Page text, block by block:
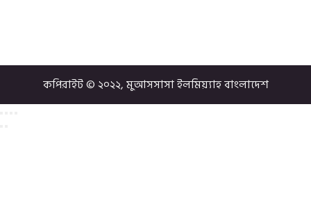
কপিরাইট © ২০২২, মুআসসাসা ইলমিয়্যাহ বাংলাদেশ